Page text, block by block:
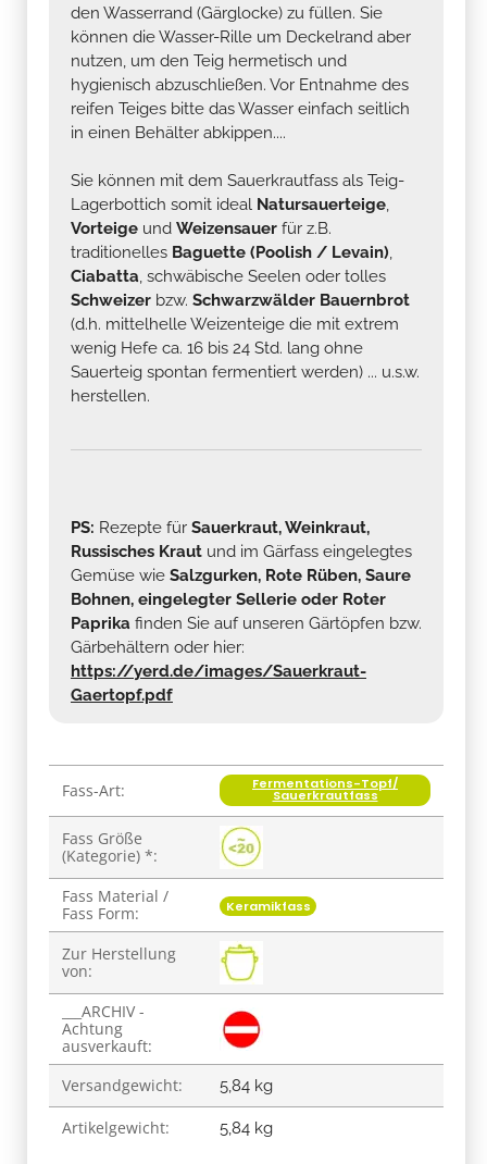
den Wasserrand (Gärglocke) zu füllen. Sie
können die Wasser-Rille um Deckelrand aber
nutzen, um den Teig hermetisch und
hygienisch abzuschließen. Vor Entnahme des
reifen Teiges bitte das Wasser einfach seitlich
in einen Behälter abkippen....
Sie können mit dem Sauerkrautfass als Teig-
Lagerbottich somit ideal Natursauerteige
Vorteige und Weizensauer für z.B.
traditionelles Baguette (Poolish / Levain)
Ciabatta , schwäbische Seelen oder tolles
Schweizer bzw. Schwarzwälder Bauernbrot
(d.h. mittelhelle Weizenteige die mit extrem
wenig Hefe ca. 16 bis 24 Std. lang ohne
Sauerteig spontan fermentiert werden) ... u.s.w.
herstellen.
PS: Rezepte für Sauerkraut, Weinkraut,
Russisches Kraut und im Gärfass eingelegtes
Gemüse wie Salzgurken, Rote Rüben, Saure
Bohnen, eingelegter Sellerie oder Roter
Paprika finden Sie auf unseren Gärtöpfen bzw.
Gärbehältern oder hier:
https://yerd.de/images/Sauerkraut-
Gaertopf.pdf
Produkteigenschaft
Wert
Fass-Art: Fermentations-Topf/
Sauerkrautfass
Fass Größe
(Kategorie) *:
Fass Material /
Fass Form:
Keramikfass
Zur Herstellung
von:
___ARCHIV -
Achtung
ausverkauft:
Versandgewicht:
5,84 kg
Artikelgewicht: 5,84 kg